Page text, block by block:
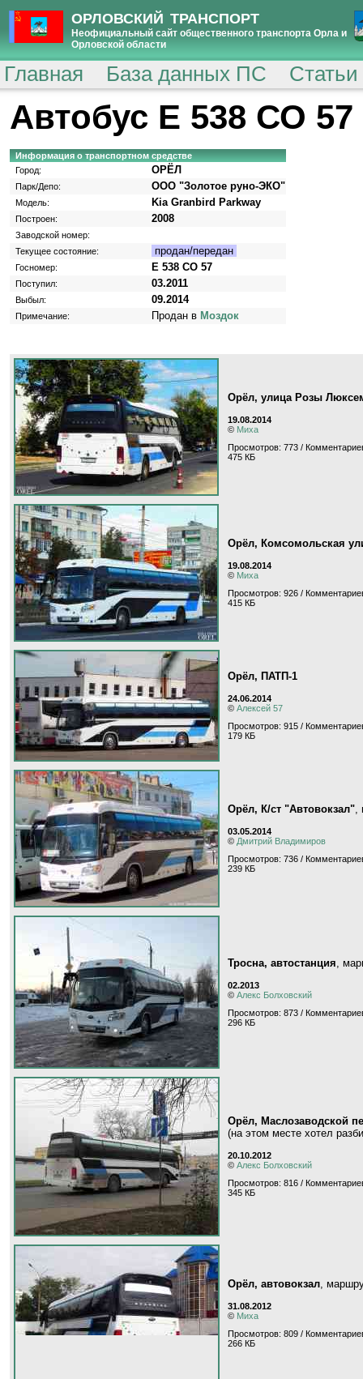
ОРЛОВСКИЙ ТРАНСПОРТ
Неофициальный сайт общественного транспорта Орла и
Орловской области
Главная База данных ПС
Автобус Е 538 СО 57
Информация о транспортном средстве
Город:
ОРЁЛ
Парк/Депо: ООО "Золотое руно-ЭКО"
Модель: Kia Granbird Parkway
Построен: 2008
Заводской номер:
Текущее состояние:
продан/передан
Госномер: Е 538 СО 57
Поступил: 03.2011
Выбыл: 09.2014
Примечание: Продан в Моздок
Орёл, улица Розы
19.08.2014
© Миха
Просмотров: 773 /
475 КБ
Орёл, Комсомольская
19.08.2014
© Миха
Просмотров: 926 /
415 КБ
Орёл, ПАТП-1
24.06.2014
© Алексей 57
Просмотров: 915 /
179 КБ
Орёл, К/ст "Автовокзал",
03.05.2014
© Дмитрий Владимиров
Просмотров: 736 /
239 КБ
Тросна, автостанция,
02.2013
© Алекс Болховский
Просмотров: 873 /
296 КБ
Орёл, Маслозаводской
(на этом месте хотел
20.10.2012
© Алекс Болховский
Просмотров: 816 /
345 КБ
Орёл, автовокзал,
31.08.2012
© Миха
Просмотров: 809 /
266 КБ